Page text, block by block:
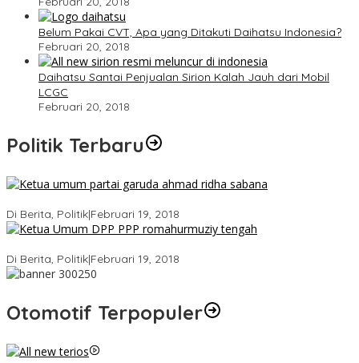
Belum Pakai CVT, Apa yang Ditakuti Daihatsu Indonesia?
Februari 20, 2018
Daihatsu Santai Penjualan Sirion Kalah Jauh dari Mobil
LCGC
Februari 20, 2018
Politik Terbaru
Di Berita, Politik|Februari 19, 2018
Di Berita, Politik|Februari 19, 2018
Otomotif Terpopuler